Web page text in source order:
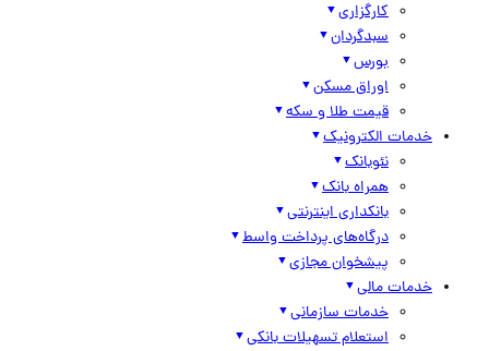
کارگزاری
سبدگردان
بورس
اوراق مسکن
قیمت طلا و سکه
خدمات الکترونیک
نئوبانک
همراه بانک
بانکداری اینترنتی
درگاه‌های پرداخت واسط
پیشخوان مجازی
خدمات مالی
خدمات سازمانی
استعلام تسهیلات بانکی